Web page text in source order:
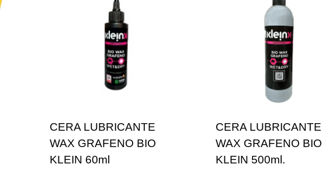
CERA LUBRICANTE
WAX GRAFENO BIO
KLEIN 60ml
CERA LUBRICANTE
WAX GRAFENO BIO
KLEIN 500ml.